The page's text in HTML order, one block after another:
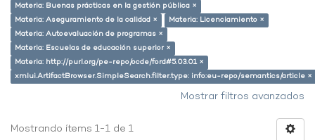
Materia: Buenas prácticas en la gestión pública ×
Materia: Aseguramiento de la calidad ×
Materia: Licenciamiento ×
Materia: Autoevaluación de programas ×
Materia: Escuelas de educación superior ×
Materia: http://purl.org/pe-repo/ocde/ford#5.03.01 ×
xmlui.ArtifactBrowser.SimpleSearch.filter.type: info:eu-repo/semantics/article ×
Mostrar filtros avanzados
Mostrando ítems 1-1 de 1